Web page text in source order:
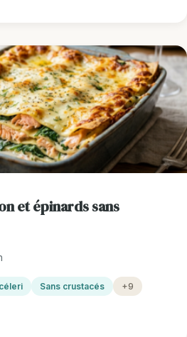
et épinards sans
Sans crustacés +9